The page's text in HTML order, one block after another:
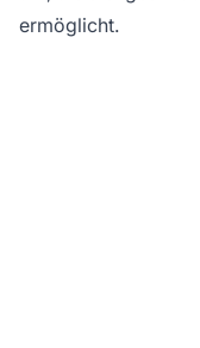
ermöglicht.